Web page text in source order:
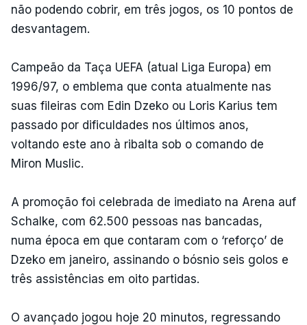
não podendo cobrir, em três jogos, os 10 pontos de
desvantagem.
Campeão da Taça UEFA (atual Liga Europa) em
1996/97, o emblema que conta atualmente nas
suas fileiras com Edin Dzeko ou Loris Karius tem
passado por dificuldades nos últimos anos,
voltando este ano à ribalta sob o comando de
Miron Muslic.
A promoção foi celebrada de imediato na Arena auf
Schalke, com 62.500 pessoas nas bancadas,
numa época em que contaram com o ‘reforço’ de
Dzeko em janeiro, assinando o bósnio seis golos e
três assistências em oito partidas.
O avançado jogou hoje 20 minutos, regressando